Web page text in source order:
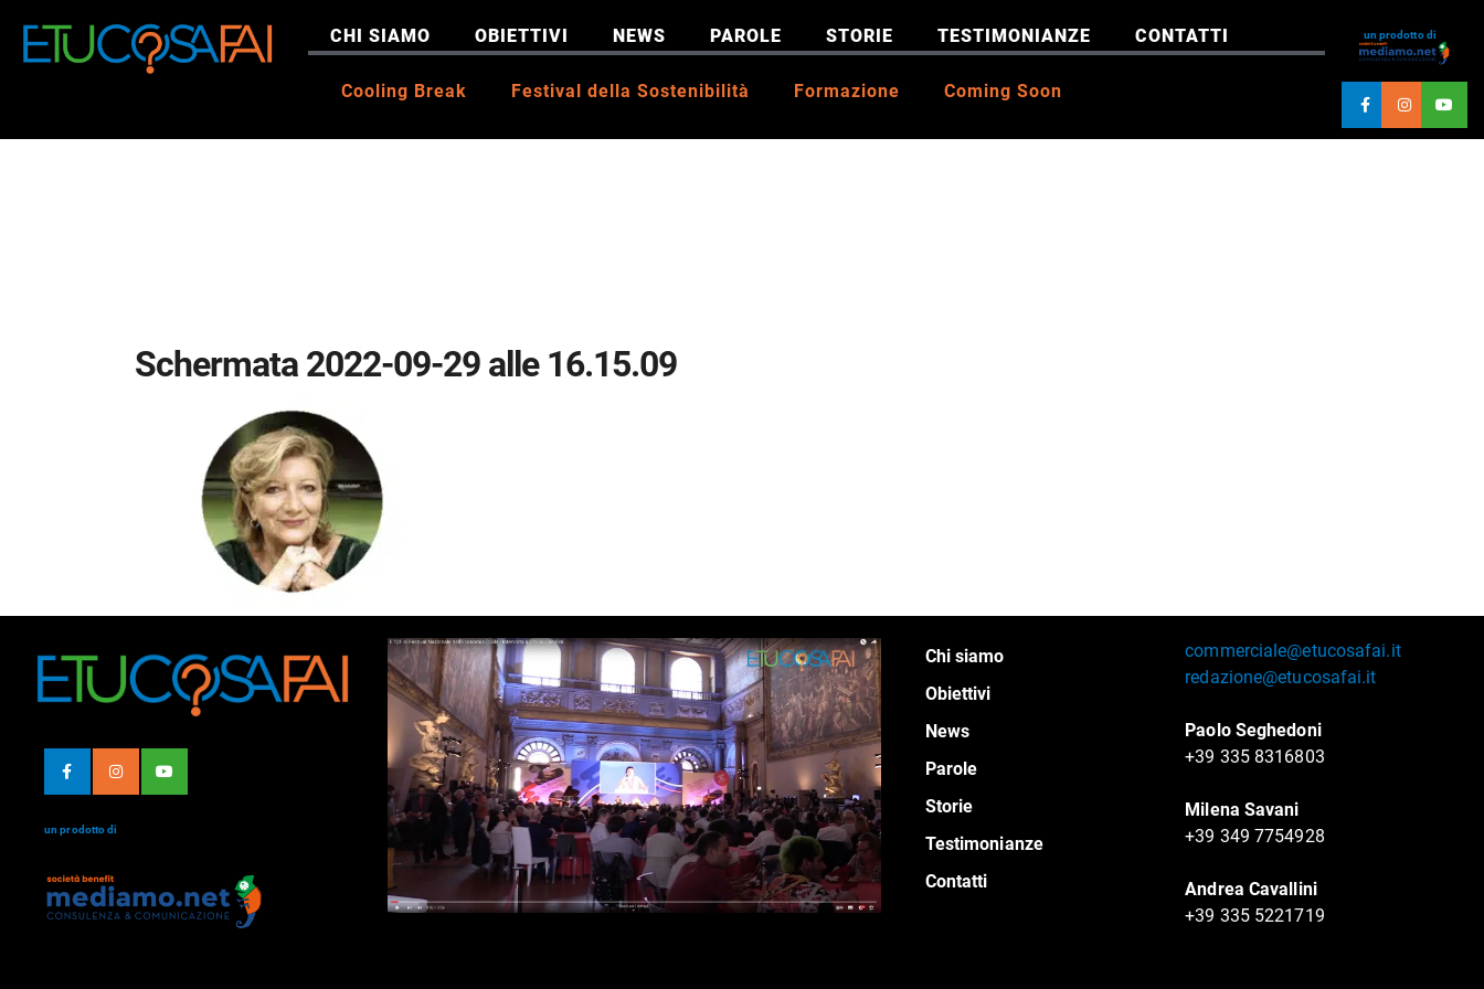
CHI SIAMO OBIETTIVI NEWS PAROLE STORIE TESTIMONIANZE CONTATTI
Cooling Break Festival della Sostenibilità Formazione Coming Soon
un prodotto di
Schermata 2022-09-29 alle 16.15.09
un prodotto di
Chi siamo
Obiettivi
News
Parole
Storie
Testimonianze
Contatti
commerciale@etucosafai.it
redazione@etucosafai.it
Paolo Seghedoni
+39 335 8316803
Milena Savani
+39 349 7754928
Andrea Cavallini
+39 335 5221719